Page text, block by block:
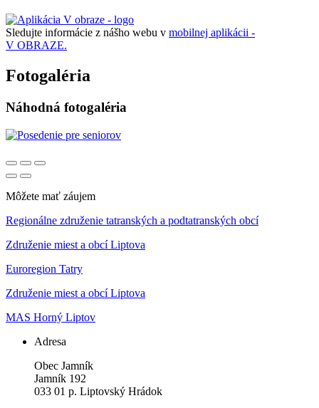
Sledujte informácie z nášho webu v mobilnej aplikácii -
V OBRAZE.
Fotogaléria
Náhodná fotogaléria
Môžete mať záujem
Regionálne združenie tatranských a podtatranských obcí
Združenie miest a obcí Liptova
Euroregion Tatry
Združenie miest a obcí Liptova
MAS Horný Liptov
Adresa
Obec Jamník
Jamník 192
033 01 p. Liptovský Hrádok